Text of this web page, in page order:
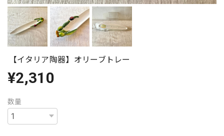
【イタリア陶器】オリーブトレー
¥2,310
数量